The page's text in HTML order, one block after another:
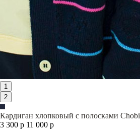
1
2
Кардиган хлопковый с полосками Chobi
3 300 р 11 000 р